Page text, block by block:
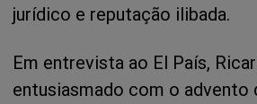
jurídico e reputação ilibada.
Em entrevista ao El País,
entusiasmado com o advento